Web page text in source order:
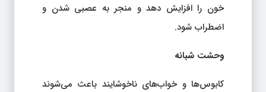
خون را افزایش دهد و منجر به عصبی شدن و
اضطراب شود.
وحشت شبانه
کابوس‌ها و خواب‌های ناخوشایند باعث می‌شوند